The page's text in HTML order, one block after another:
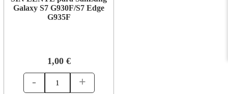
Galaxy S7 G930F/S7 Edge
G935F
1,00 €
- +